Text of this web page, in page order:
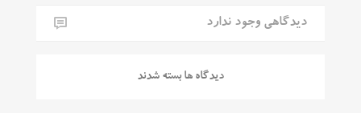
دیدگاهی وجود ندارد
دیدگاه ها بسته شدند